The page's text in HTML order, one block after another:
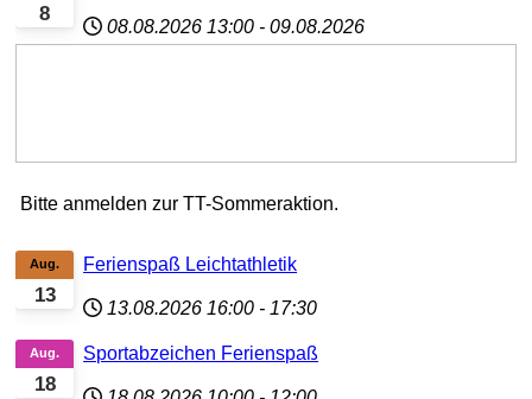
8
08.08.2026 13:00 - 09.08.2026
Bitte anmelden zur TT-Sommeraktion.
13
Aug. Ferienspaß Leichtathletik
13.08.2026 16:00 - 17:30
18
Aug. Sportabzeichen Ferienspaß